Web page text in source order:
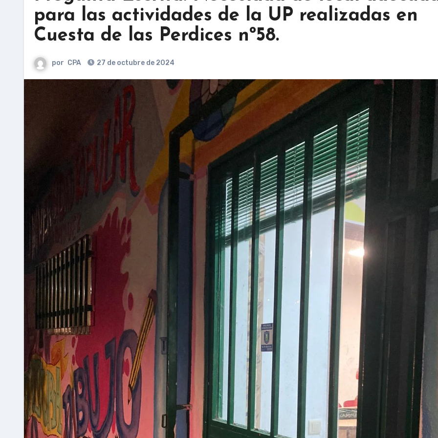
para las actividades de la UP realizadas en
Cuesta de las Perdices nº58.
por CPA 27 de octubre de 2024